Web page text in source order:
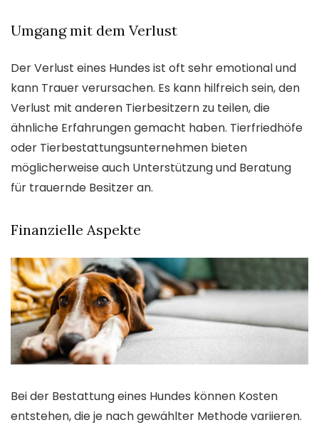
Umgang mit dem Verlust
Der Verlust eines Hundes ist oft sehr emotional und
kann Trauer verursachen. Es kann hilfreich sein, den
Verlust mit anderen Tierbesitzern zu teilen, die
ähnliche Erfahrungen gemacht haben. Tierfriedhöfe
oder Tierbestattungsunternehmen bieten
möglicherweise auch Unterstützung und Beratung
für trauernde Besitzer an.
Finanzielle Aspekte
Bei der Bestattung eines Hundes können Kosten
entstehen, die je nach gewählter Methode variieren.